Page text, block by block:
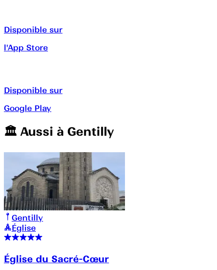
Disponible sur
l'App Store
Disponible sur
Google Play
🏛️️ Aussi à Gentilly
Gentilly
Église
Église du Sacré-Cœur